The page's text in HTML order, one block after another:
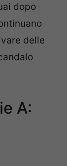
dopo
delle
A: